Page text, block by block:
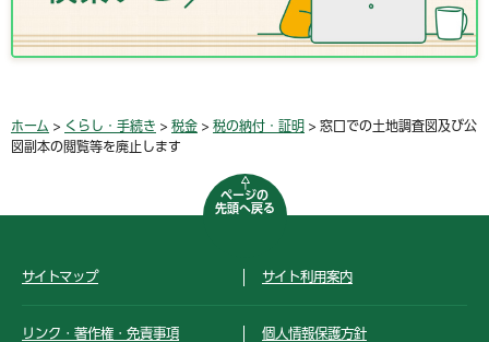
ホーム > くらし・手続き > 税金 > 税の納付・証明 > 窓口での土地調査図及び公
図副本の閲覧等を廃止します
ページの
先頭へ戻る
サイトマップ サイト利用案内
リンク・著作権・免責事項 個人情報保護方針